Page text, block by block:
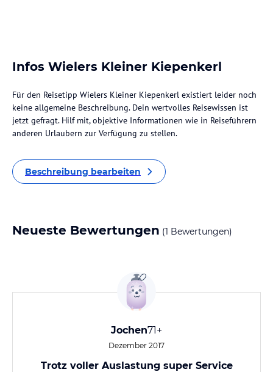
Infos Wielers Kleiner Kiepenkerl
Für den Reisetipp Wielers Kleiner Kiepenkerl existiert leider noch
keine allgemeine Beschreibung. Dein wertvolles Reisewissen ist
jetzt gefragt. Hilf mit, objektive Informationen wie in Reiseführern
anderen Urlaubern zur Verfügung zu stellen.
Beschreibung bearbeiten
Neueste Bewertungen (1 Bewertungen)
Jochen71+
Dezember 2017
Trotz voller Auslastung super Service